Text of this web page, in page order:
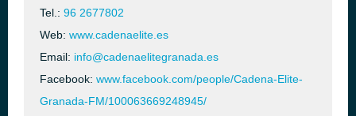
Tel.: 96 2677802
Web: www.cadenaelite.es
Email: info@cadenaelitegranada.es
Facebook: www.facebook.com/people/Cadena-Elite-
Granada-FM/100063669248945/